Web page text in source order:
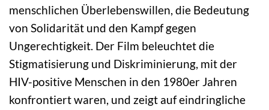
menschlichen Überlebenswillen, die Bedeutung
von Solidarität und den Kampf gegen
Ungerechtigkeit. Der Film beleuchtet die
Stigmatisierung und Diskriminierung, mit der
HIV-positive Menschen in den 1980er Jahren
konfrontiert waren, und zeigt auf eindringliche